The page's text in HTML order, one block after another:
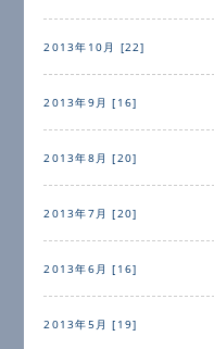
2013年10月 [22]
2013年9月 [16]
2013年8月 [20]
2013年7月 [20]
2013年6月 [16]
2013年5月 [19]